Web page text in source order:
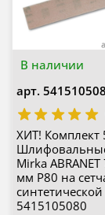
В наличии
арт.
ХИТ! Комплект
Mirka
мм Р80 на
5415105080